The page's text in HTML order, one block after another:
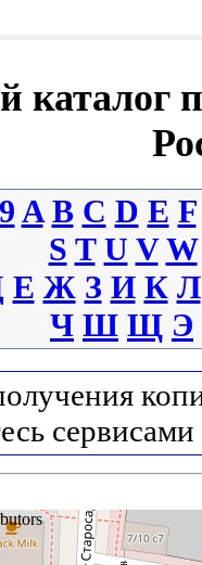
каталог
9 A B C D E F
S T U V W
Е Ж З И К Л
Ч Ш Щ Э
сервисами